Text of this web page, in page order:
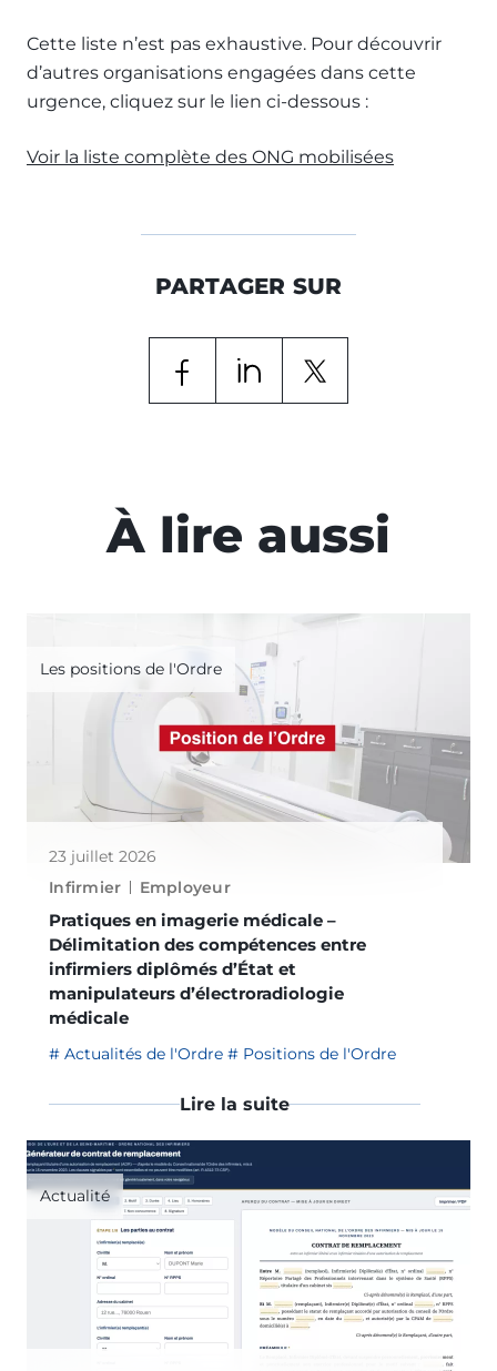
Cette liste n’est pas exhaustive. Pour découvrir
d’autres organisations engagées dans cette
urgence, cliquez sur le lien ci-dessous :
Voir la liste complète des ONG mobilisées
PARTAGER SUR
À lire aussi
Les positions de l'Ordre
23 juillet 2026
Infirmier
Employeur
Pratiques en imagerie médicale –
Délimitation des compétences entre
infirmiers diplômés d’État et
manipulateurs d’électroradiologie
médicale
Actualités de l'Ordre Positions de l'Ordre
Lire la suite
Actualité